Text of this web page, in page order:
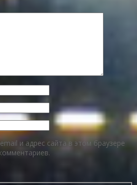
и адрес сайта в этом браузере